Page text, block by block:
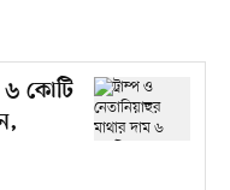
৬ কোটি